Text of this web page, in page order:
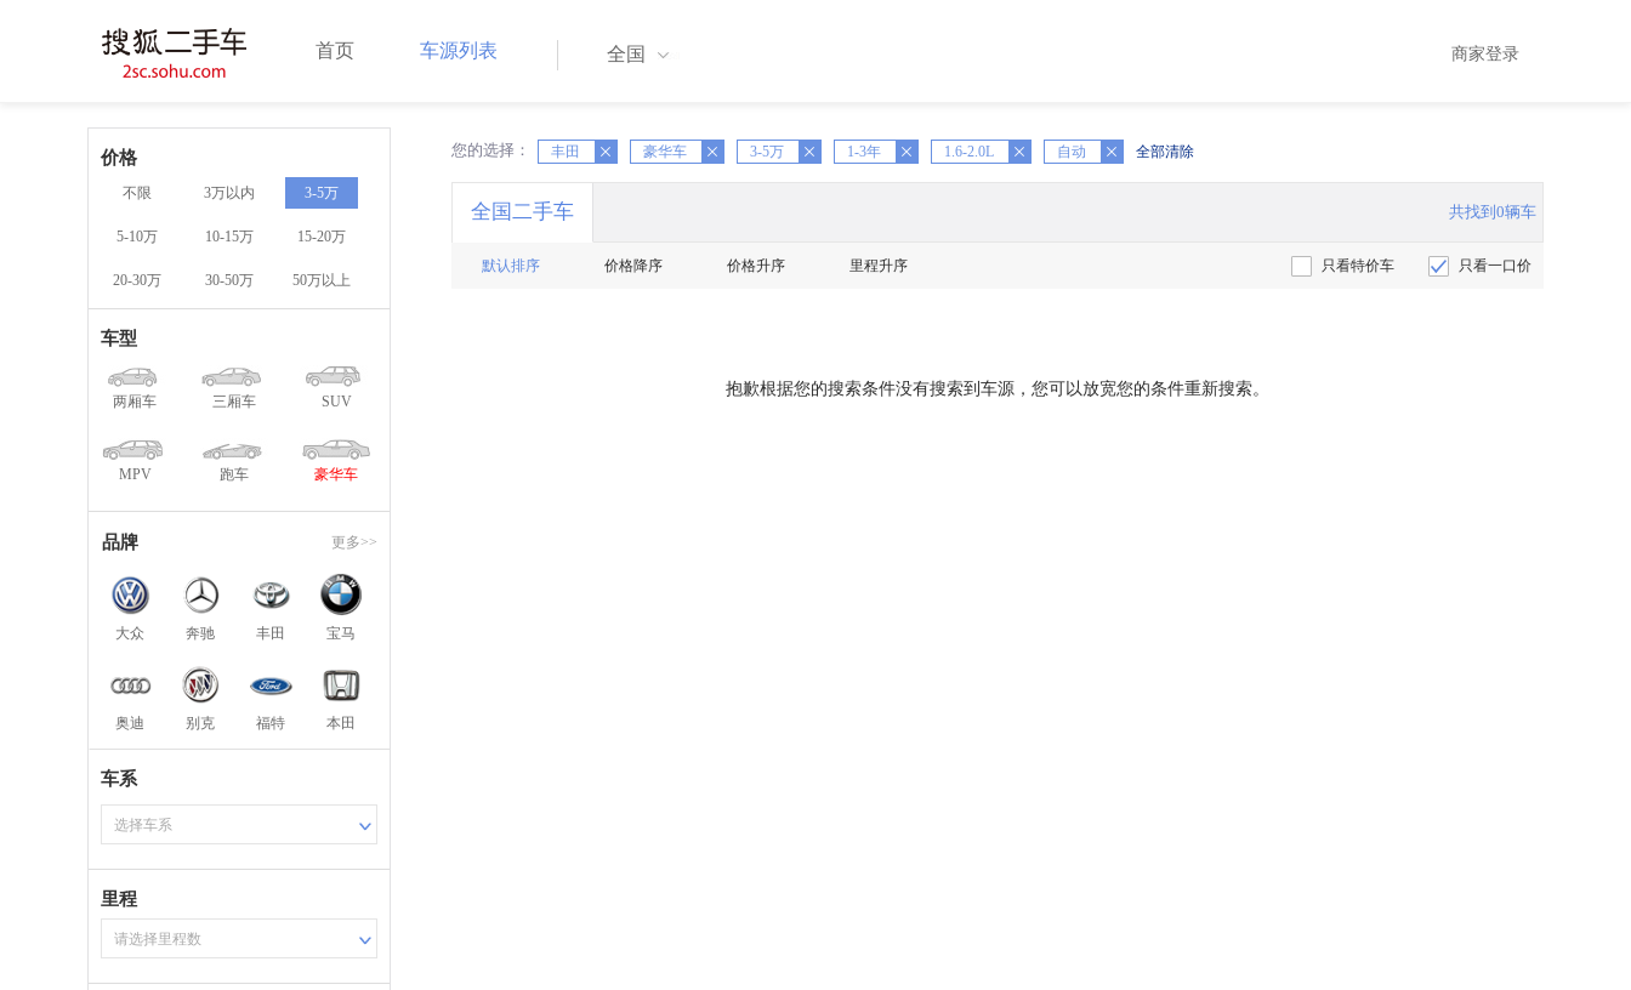
首页 车源列表 全国 商家登录
价格
不限 3万以内 3-5万
5-10万 10-15万 15-20万
20-30万 30-50万 50万以上
车型
两厢车 三厢车 SUV
MPV 跑车 豪华车
品牌 更多>>
大众 奔驰 丰田 宝马
奥迪 别克 福特 本田
车系
选择车系
里程
请选择里程数
您的选择： 丰田
X 豪华车
X 3-5万
X 1-3年
X 1.6-2.0L
X 自动
X 全部清除
全国二手车 共找到0辆车
只看特价车 只看一口价
默认排序 价格降序 价格升序 里程升序
抱歉根据您的搜索条件没有搜索到车源，您可以放宽您的条件重新搜索。